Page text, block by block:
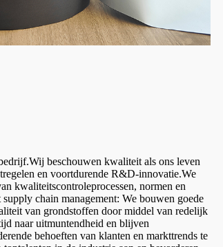
beschouwen kwaliteit als ons leven
en voortdurende R&D-innovatie.We
kwaliteitscontroleprocessen, normen en
chain management: We bouwen goede
van grondstoffen door middel van redelijk
naar uitmuntendheid en blijven
behoeften van klanten en markttrends te